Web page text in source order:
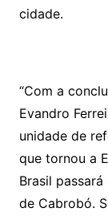
cidade.
“Com a
Evandro
unidade de
que tornou a
Brasil
de Cabrobó.